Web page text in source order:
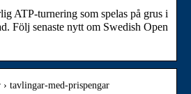
ATP-turnering som spelas på grus i
Följ senaste nytt om Swedish Open
tavlingar-med-prispengar